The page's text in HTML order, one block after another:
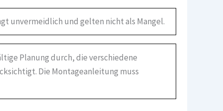
unvermeidlich und gelten nicht als Mangel.
Planung durch, die verschiedene
Die Montageanleitung muss